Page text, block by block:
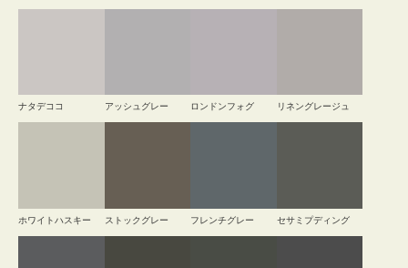
ナタデココ アッシュグレー ロンドンフォグ リネングレージュ
ホワイトハスキー ストックグレー フレンチグレー セサミプディング